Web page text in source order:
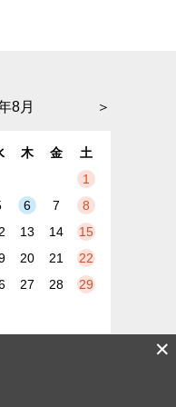
＞
8月
木 金
土
1
6 7
8
13 14
15
20 21
22
27 28
29
✕